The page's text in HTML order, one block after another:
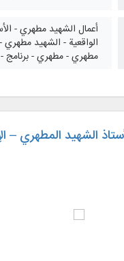
أعمال الشهيد مطهري -
الواقعية - الشهيد
مطهري - مطهري - برنامج -
الشهيد المطهري –